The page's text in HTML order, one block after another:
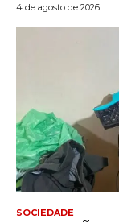
4 de agosto de 2026
SOCIEDADE